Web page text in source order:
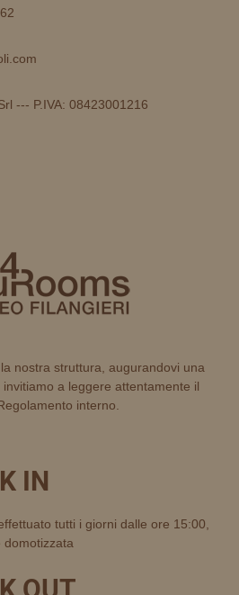
--- P.IVA: 08423001216
nostra struttura, augurandovi una
a leggere attentamente il
interno.
IN
tutti i giorni dalle ore 15:00,
domotizzata